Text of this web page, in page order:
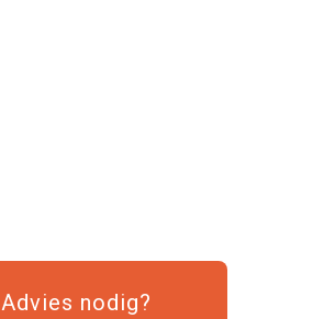
Advies nodig?